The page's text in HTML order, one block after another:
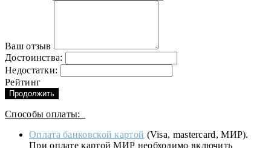
Ваш отзыв
Достоинства:
Недостатки:
Рейтинг
Продолжить
Способы оплаты:
Оплата банковской картой (Visa, mastercard, МИР).
При оплате картой МИР необходимо включить